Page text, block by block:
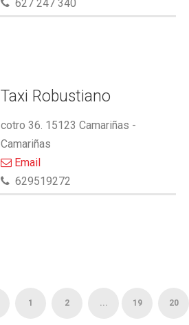
627 247 340
Taxi Robustiano
cotro 36. 15123 Camariñas -
Camariñas
Email
629519272
1 2 ... 19 20